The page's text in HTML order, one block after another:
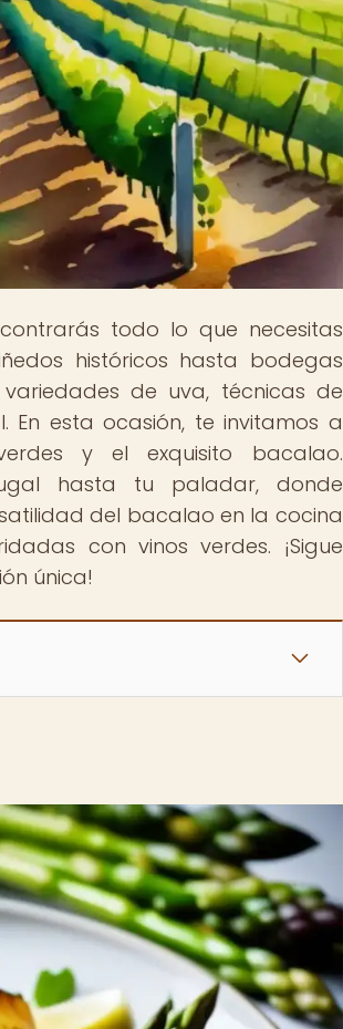
todo lo que necesitas
históricos hasta bodegas
de uva, técnicas de
En esta ocasión, te invitamos a
y el exquisito bacalao.
hasta tu paladar, donde
del bacalao en la cocina
con vinos verdes. ¡Sigue
única!